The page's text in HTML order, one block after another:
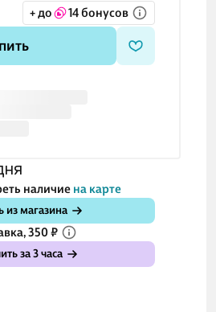
+ до 14 бонусов
наличие на карте
из магазина
350 ₽
за 3 часа